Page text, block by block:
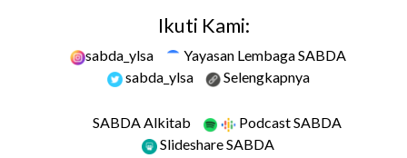
Ikuti Kami:
sabda_ylsa
Yayasan Lembaga SABDA
sabda_ylsa
Selengkapnya
SABDA Alkitab
Podcast SABDA
Slideshare SABDA